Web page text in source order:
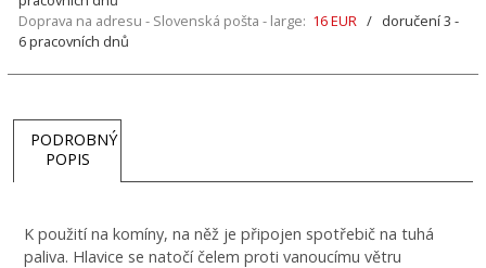
Doprava na adresu - Slovenská pošta - large: 16 EUR / doručení 3 -
6 pracovních dnů
PODROBNÝ
POPIS
K použití na komíny, na něž je připojen spotřebič na tuhá
paliva. Hlavice se natočí čelem proti vanoucímu větru